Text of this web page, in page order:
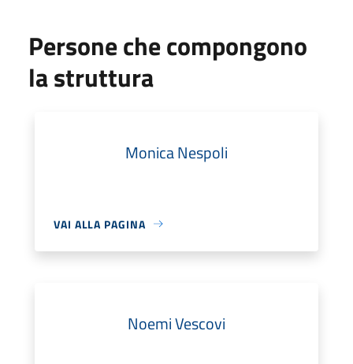
Persone che compongono
la struttura
Monica Nespoli
VAI ALLA PAGINA
Noemi Vescovi